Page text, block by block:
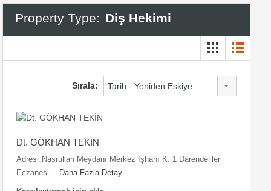
Property Type: Diş Hekimi
Sırala: Tarih - Yeniden Eskiye
Dt. GÖKHAN TEKİN
Adres: Nasrullah Meydanı Merkez İşhanı K. 1 Darendeliler
Eczanesi… Daha Fazla Detay